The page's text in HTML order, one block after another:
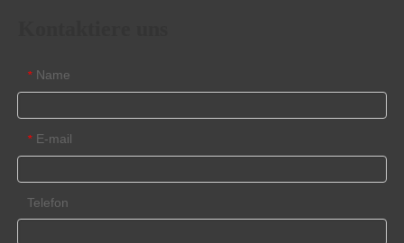
* Name
* E-mail
Telefon